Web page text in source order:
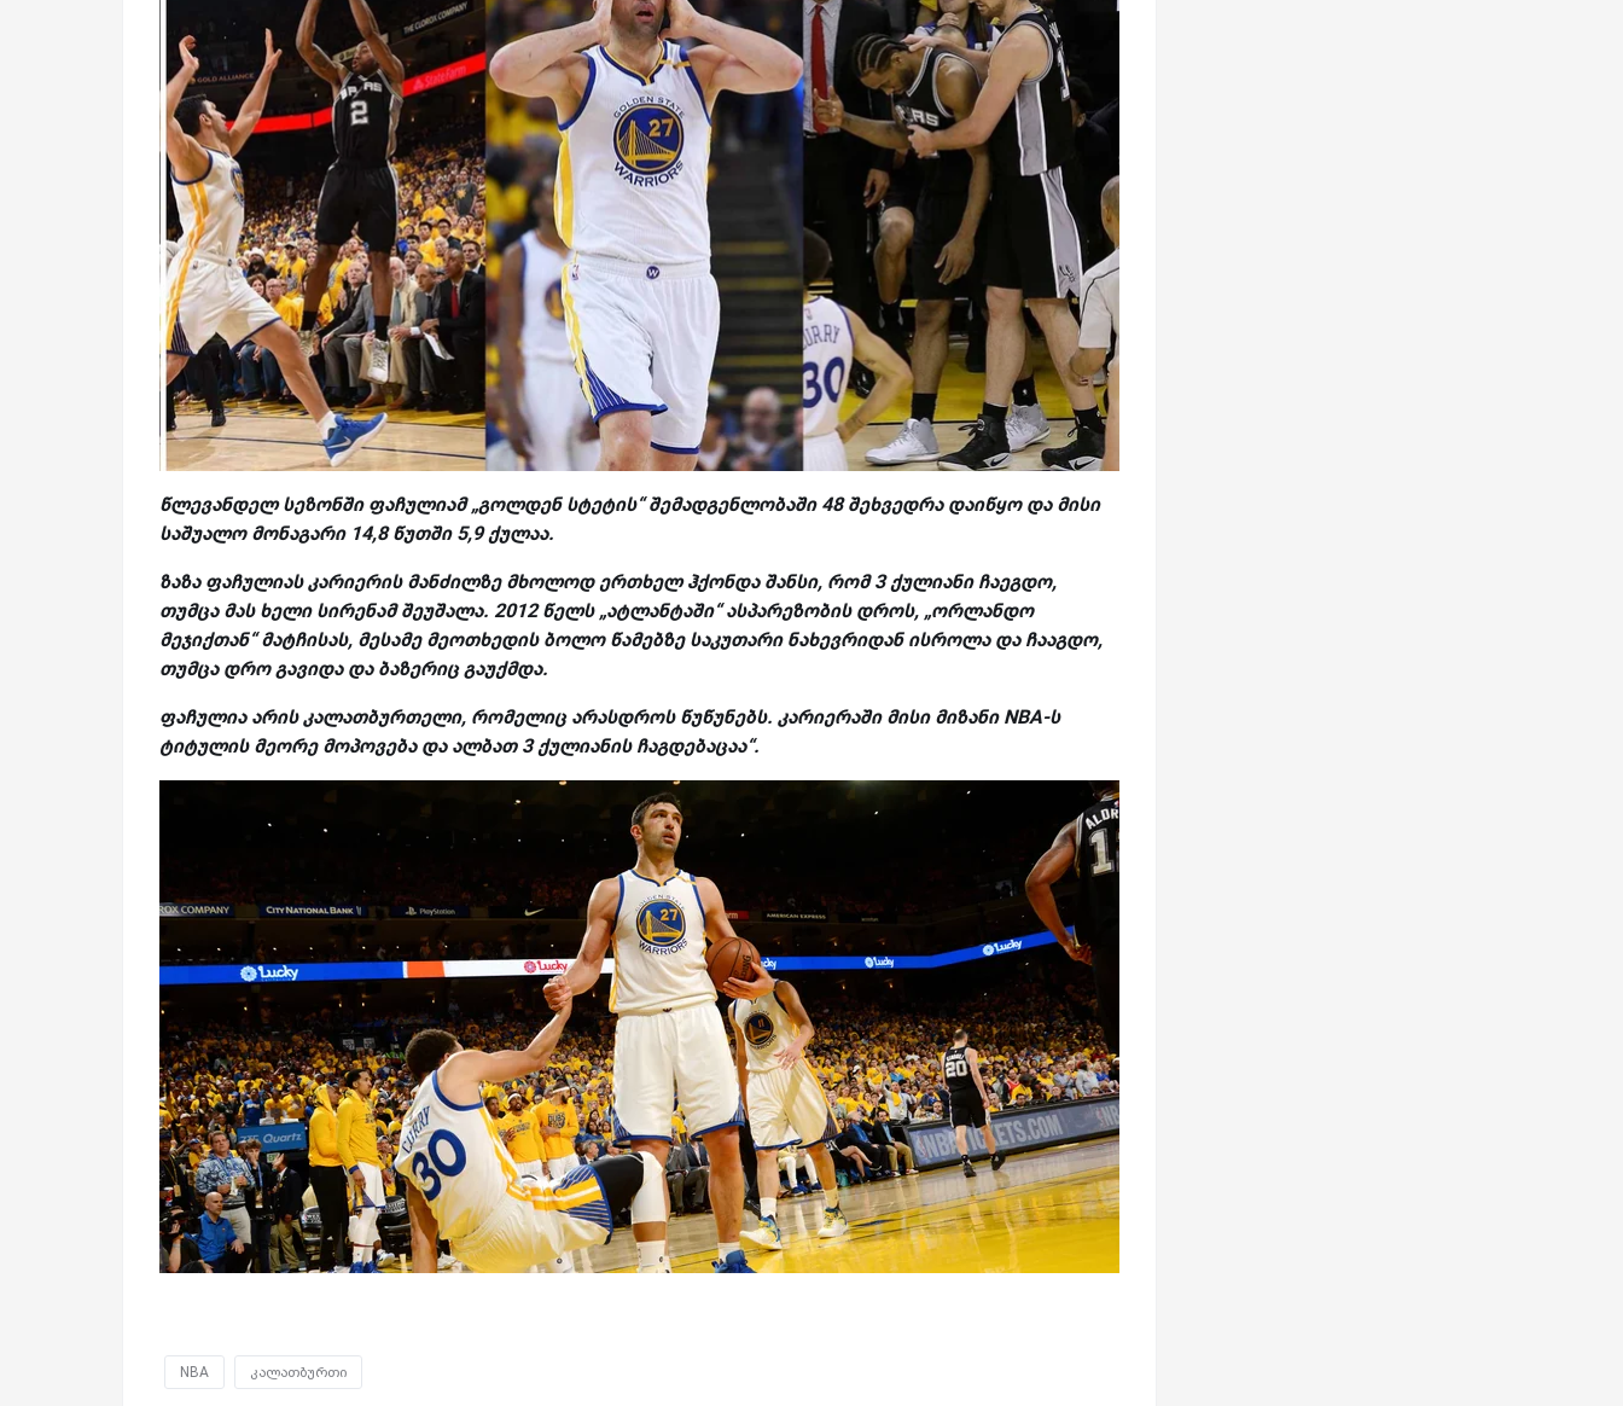
წლევანდელ სეზონში ფაჩულიამ „გოლდენ სტეტის“ შემადგენლობაში 48 შეხვედრა დაიწყო და მისი
საშუალო მონაგარი 14,8 წუთში 5,9 ქულაა.
ზაზა ფაჩულიას კარიერის მანძილზე მხოლოდ ერთხელ ჰქონდა შანსი, რომ 3 ქულიანი ჩაეგდო,
თუმცა მას ხელი სირენამ შეუშალა. 2012 წელს „ატლანტაში“ ასპარეზობის დროს, „ორლანდო
მეჯიქთან“ მატჩისას, მესამე მეოთხედის ბოლო წამებზე საკუთარი ნახევრიდან ისროლა და ჩააგდო,
თუმცა დრო გავიდა და ბაზერიც გაუქმდა.
ფაჩულია არის კალათბურთელი, რომელიც არასდროს წუწუნებს. კარიერაში მისი მიზანი NBA-ს
ტიტულის მეორე მოპოვება და ალბათ 3 ქულიანის ჩაგდებაცაა“.
NBA კალათბურთი